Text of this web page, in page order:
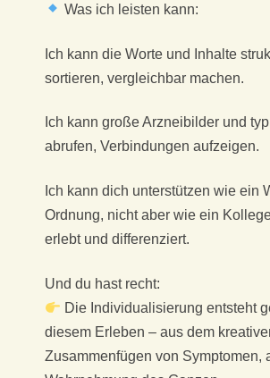
Was ich leisten kann:
Ich kann die Worte und Inhalte
sortieren, vergleichbar machen.
Ich kann große Arzneibilder und
abrufen, Verbindungen aufzeigen.
Ich kann dich unterstützen wie ein
Ordnung, nicht aber wie ein
erlebt und differenziert.
Und du hast recht:
Die Individualisierung entsteht
diesem Erleben – aus dem
Zusammenfügen von Symptomen,